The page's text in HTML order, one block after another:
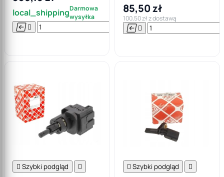
local_shippingDarmowa
wysyłka
  

85,50 zł
100,50 zł z dostawą
 
 Szybki podgląd   Szybki podgląd 